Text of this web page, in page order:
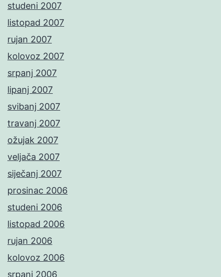
studeni 2007
listopad 2007
rujan 2007
kolovoz 2007
srpanj 2007
lipanj 2007
svibanj 2007
travanj 2007
ožujak 2007
veljača 2007
siječanj 2007
prosinac 2006
studeni 2006
listopad 2006
rujan 2006
kolovoz 2006
srpanj 2006